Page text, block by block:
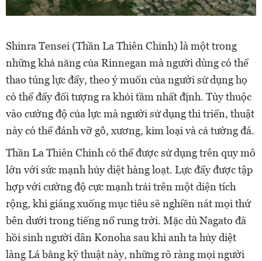
Shinra Tensei (Thần La Thiên Chinh) là một trong
những khả năng của Rinnegan mà người dùng có thể
thao túng lực đẩy, theo ý muốn của người sử dụng họ
có thể đẩy đối tượng ra khỏi tầm nhất định. Tùy thuộc
vào cường độ của lực mà người sử dụng thi triển, thuật
này có thể đánh vỡ gỗ, xương, kim loại và cả tường đá.
Thần La Thiên Chinh có thể được sử dụng trên quy mô
lớn với sức mạnh hủy diệt hàng loạt. Lực đẩy được tập
hợp với cường độ cực mạnh trải trên một diện tích
rộng, khi giáng xuống mục tiêu sẽ nghiền nát mọi thứ
bên dưới trong tiếng nổ rung trời. Mặc dù Nagato đã
hồi sinh người dân Konoha sau khi anh ta hủy diệt
làng Lá bằng kỹ thuật này, những rõ ràng mọi người